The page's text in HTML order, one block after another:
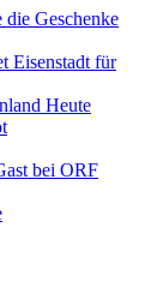
Geschenke
Heute